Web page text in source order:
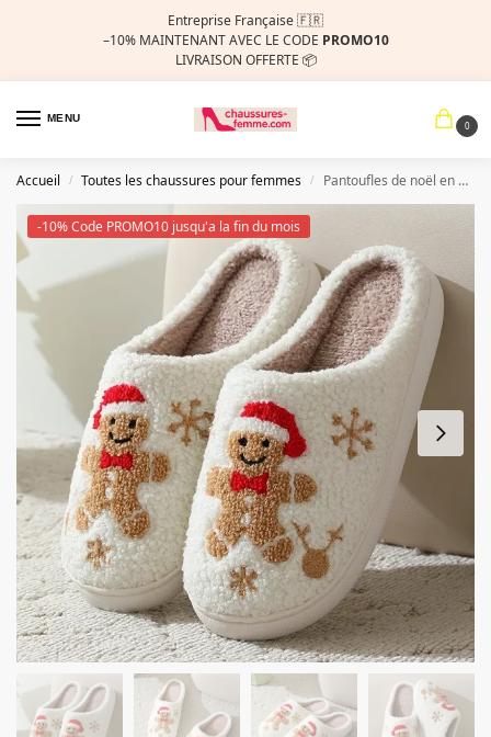
Entreprise Française 🇫🇷
–10% MAINTENANT AVEC LE CODE PROMO10
LIVRAISON OFFERTE 📦
MENU
0
Accueil / Toutes les chaussures pour femmes / Pantoufles de noël en pain d’épice pour femmes et hommes, diapositives chaudes d’hiver, chaussures de maison pour Couple, chambre à coucher, semelle plate et souple, chaussures de maison pour cadeau
-10% Code PROMO10 jusqu'a la fin du mois